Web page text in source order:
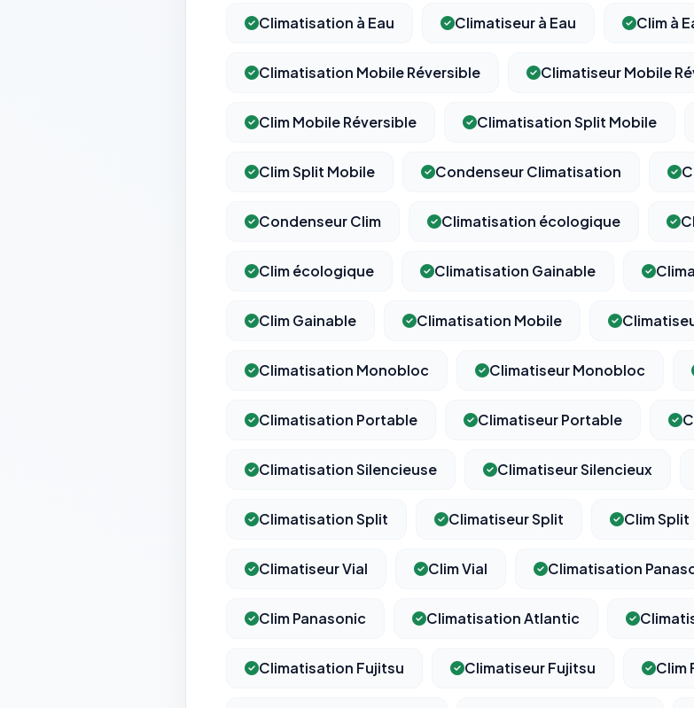
Climatisation à Eau Climatiseur à Eau Clim à
Climatisation Mobile Réversible Climatiseur Mobile
Clim Mobile Réversible Climatisation Split Mobile
Clim Split Mobile Condenseur Climatisation
Condenseur Clim Climatisation écologique
Clim écologique Climatisation Gainable
Clim Gainable Climatisation Mobile
Climatisation Monobloc Climatiseur Monobloc
Climatisation Portable Climatiseur Portable
Climatisation Silencieuse Climatiseur Silencieux
Climatisation Split Climatiseur Split Clim Split
Climatiseur Vial Clim Vial Climatisation
Clim Panasonic Climatisation Atlantic
Climatisation Fujitsu Climatiseur Fujitsu Clim
Cookies essentiels TOUJOURS ACTIF
pas être désactivés.
(pages visitées, durée de visite) pour l'améliorer.